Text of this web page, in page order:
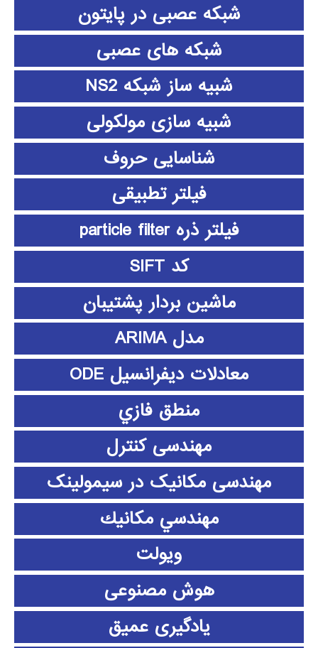
شبکه عصبی در پایتون
شبکه های عصبی
شبیه ساز شبکه NS2
شبیه سازی مولکولی
شناسایی حروف
فیلتر تطبیقی
فیلتر ذره particle filter
کد SIFT
ماشین بردار پشتیبان
مدل ARIMA
معادلات دیفرانسیل ODE
منطق فازي
مهندسی کنترل
مهندسی مکانیک در سیمولینک
مهندسي مكانيك
ویولت
هوش مصنوعی
یادگیری عمیق